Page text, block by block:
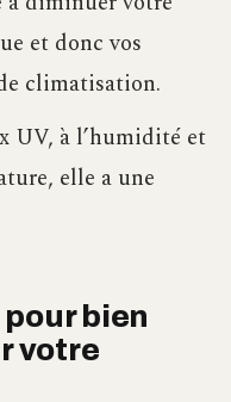
et donc vos
climatisation.
UV, à l’humidité et
elle a une
bien
votre